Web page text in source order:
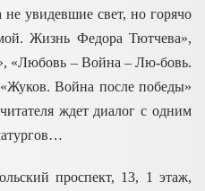
увидевшие свет, но горячо
Жизнь Федора Тютчева»,
«Любовь – Война – Лю-бовь.
Война после победы»
ждет диалог с одним
проспект, 13, 1 этаж,